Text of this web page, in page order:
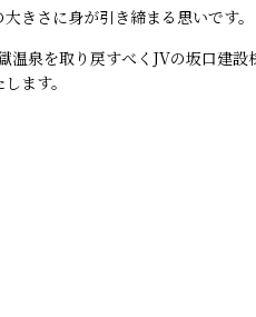
きさに身が引き締まる思いです。
温泉を取り戻すべくJVの坂口建
ます。